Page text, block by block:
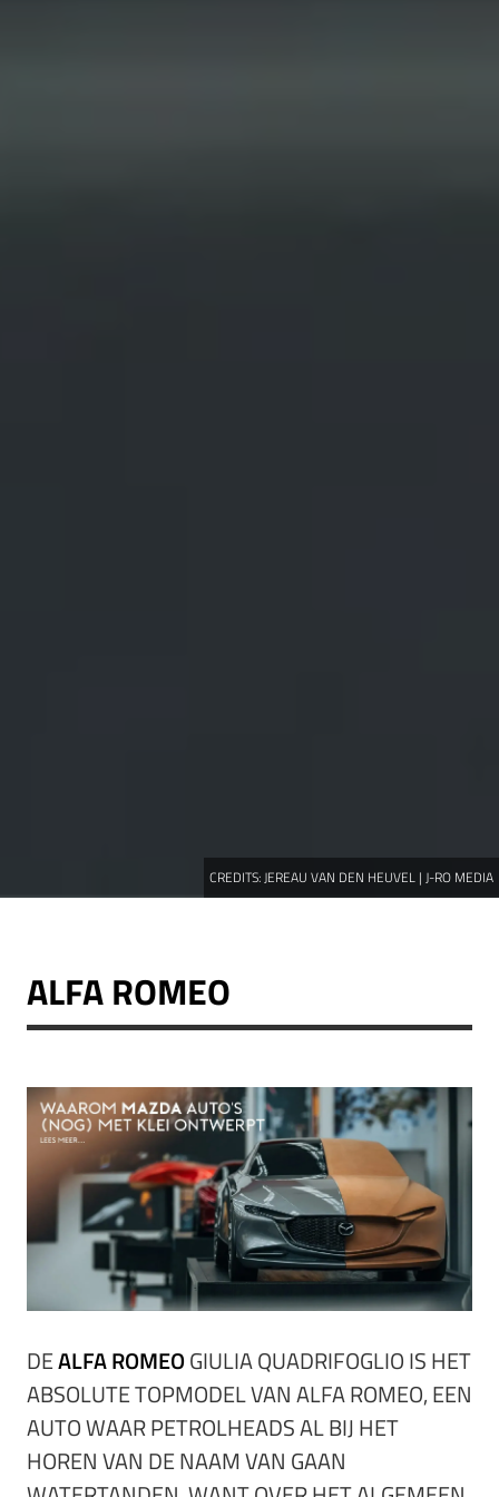
CREDITS:JEREAU VAN DEN HEUVEL | J-RO MEDIA
ALFA ROMEO
DEALFA ROMEOGIULIA QUADRIFOGLIO IS HET
ABSOLUTE TOPMODEL VAN ALFA ROMEO, EEN
AUTO WAAR PETROLHEADS AL BIJ HET
HOREN VAN DE NAAM VAN GAAN